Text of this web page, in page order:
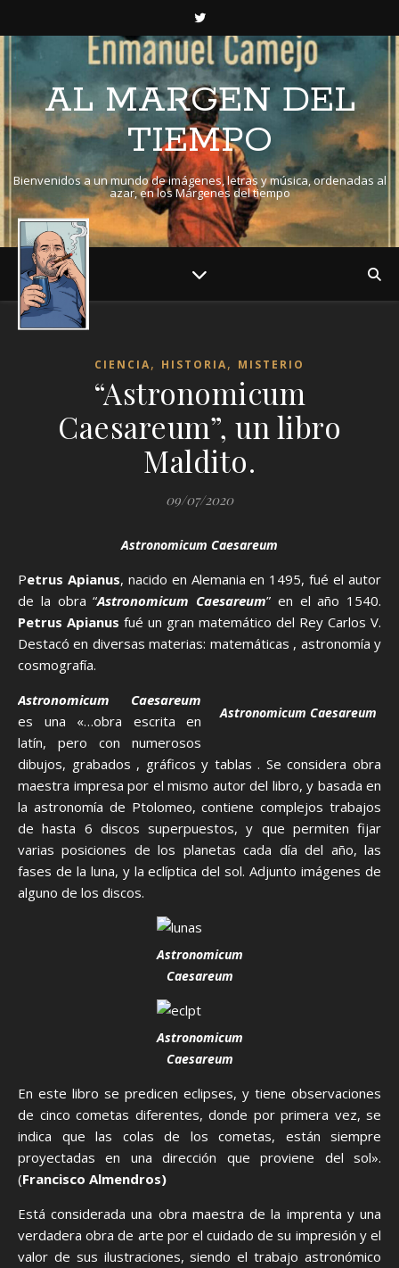
AL MARGEN DEL
TIEMPO
Bienvenidos a un mundo de imágenes, letras y música, ordenadas al
azar, en los Márgenes del tiempo
CIENCIA, HISTORIA, MISTERIO
“Astronomicum
Caesareum”, un libro
Maldito.
09/07/2020
Astronomicum Caesareum
Petrus Apianus, nacido en Alemania en 1495, fué el autor
de la obra “Astronomicum Caesareum” en el año 1540.
Petrus Apianus fué un gran matemático del Rey Carlos V.
Destacó en diversas materias: matemáticas , astronomía y
cosmografía.
Astronomicum Caesareum
Astronomicum Caesareum
es una «…obra escrita en
latín, pero con numerosos
dibujos, grabados , gráficos y tablas . Se considera obra
maestra impresa por el mismo autor del libro, y basada en
la astronomía de Ptolomeo, contiene complejos trabajos
de hasta 6 discos superpuestos, y que permiten fijar
varias posiciones de los planetas cada día del año, las
fases de la luna, y la eclíptica del sol. Adjunto imágenes de
alguno de los discos.
Astronomicum
Caesareum
Astronomicum
Caesareum
En este libro se predicen eclipses, y tiene observaciones
de cinco cometas diferentes, donde por primera vez, se
indica que las colas de los cometas, están siempre
proyectadas en una dirección que proviene del sol».
(Francisco Almendros)
Está considerada una obra maestra de la imprenta y una
verdadera obra de arte por el cuidado de su impresión y el
valor de sus ilustraciones, siendo el trabajo astronómico